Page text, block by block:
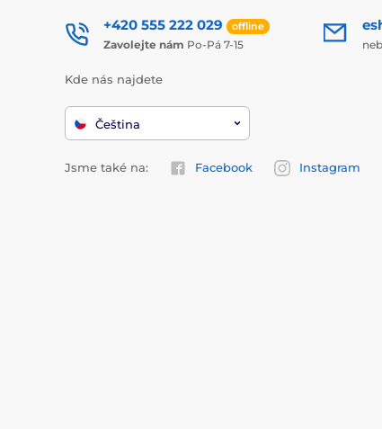
+420 555 222 029 offline
Zavolejte nám Po-Pá 7-15
Kde nás najdete
Čeština
Jsme také na: Facebook Instagram